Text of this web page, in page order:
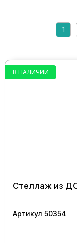
1
В НАЛИЧИИ
Стеллаж из
Артикул 50354